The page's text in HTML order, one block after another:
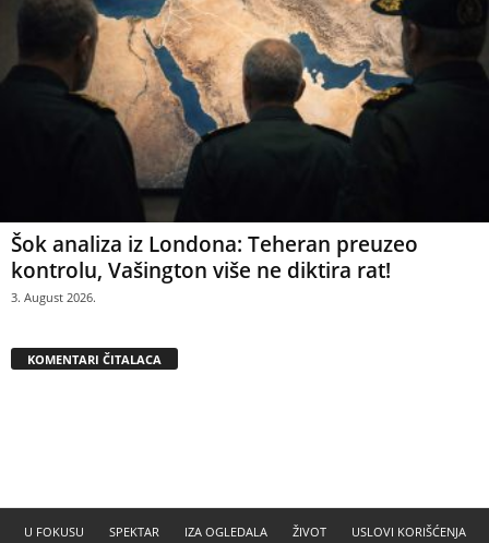
Šok analiza iz Londona: Teheran preuzeo
kontrolu, Vašington više ne diktira rat!
3. August 2026.
KOMENTARI ČITALACA
U FOKUSU SPEKTAR IZA OGLEDALA ŽIVOT USLOVI KORIŠĆENJA